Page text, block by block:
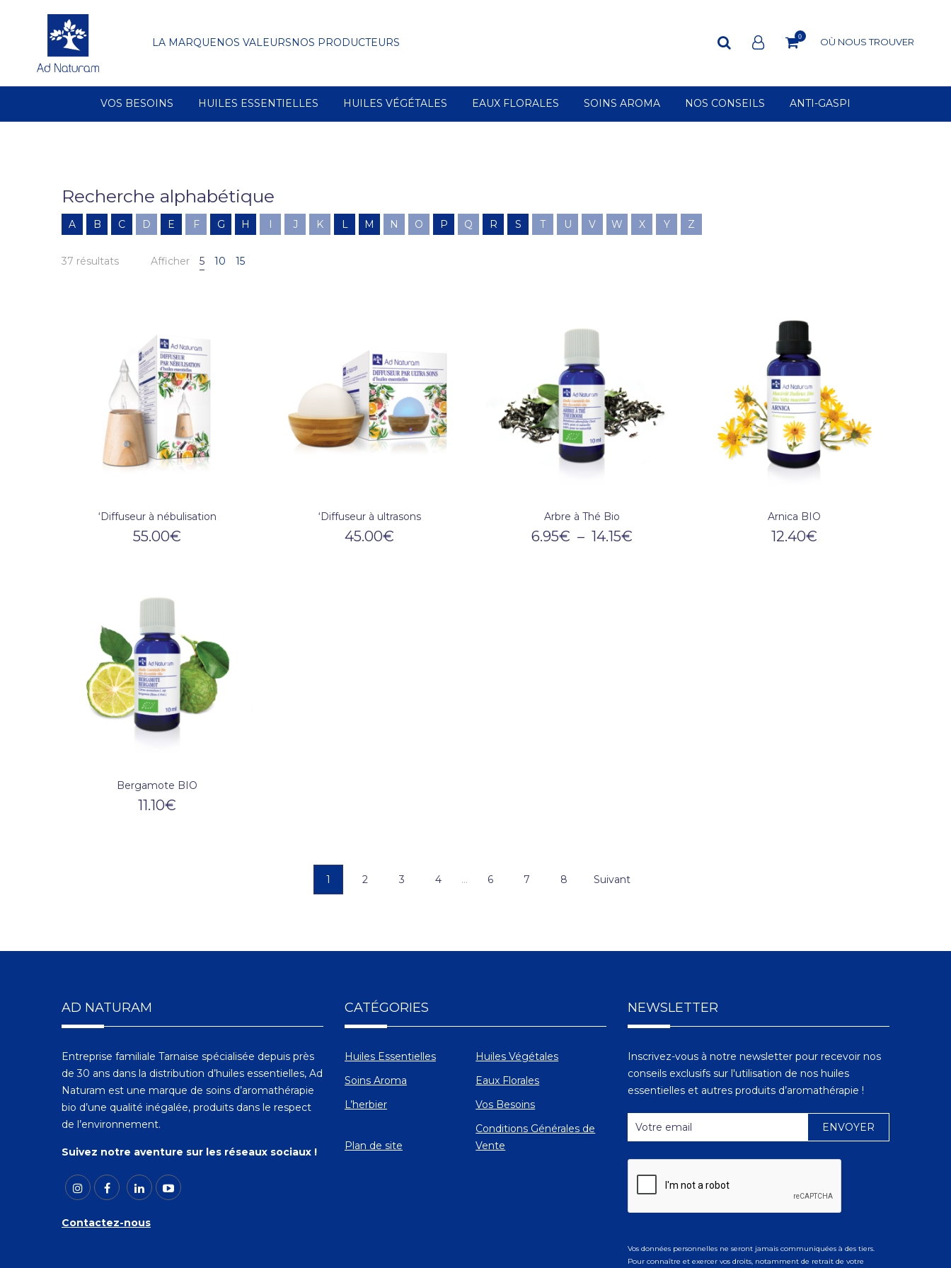
LA MARQUENOS VALEURSNOS PRODUCTEURS 0 OÙ NOUS TROUVER
VOS BESOINS HUILES ESSENTIELLES HUILES VÉGÉTALES EAUX FLORALES SOINS AROMA NOS CONSEILS ANTI-GASPI
Recherche alphabétique
A B C D E F G H I J K L M N O P Q R S T U V W X Y Z
37 résultats Afficher 5 10 15
‘Diffuseur à nébulisation
55.00€
‘Diffuseur à ultrasons
45.00€
Arbre à Thé Bio
6.95€ – 14.15€
Arnica BIO
12.40€
Bergamote BIO
11.10€
1 2 3 4 … 6 7 8 Suivant
AD NATURAM
Entreprise familiale Tarnaise spécialisée depuis près
de 30 ans dans la distribution d’huiles essentielles, Ad
Naturam est une marque de soins d’aromathérapie
bio d’une qualité inégalée, produits dans le respect
de l’environnement.
Suivez notre aventure sur les réseaux sociaux !
Contactez-nous
CATÉGORIES
Huiles Essentielles
Huiles Végétales
Soins Aroma
Eaux Florales
L’herbier
Vos Besoins
Plan de site
Conditions Générales de
Vente
NEWSLETTER
Inscrivez-vous à notre newsletter pour recevoir nos
conseils exclusifs sur l'utilisation de nos huiles
essentielles et autres produits d’aromathérapie !
Vos données personnelles ne seront jamais communiquées à des tiers.
Pour connaître et exercer vos droits, notamment de retrait de votre